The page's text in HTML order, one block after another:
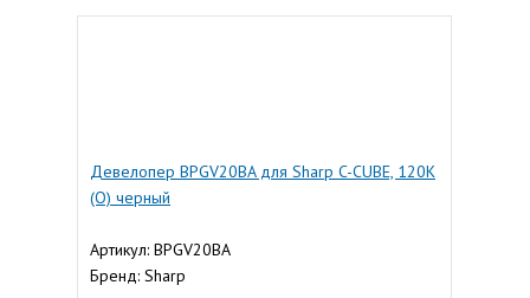
Девелопер BPGV20BA для Sharp C-CUBE, 120К
(О) черный
Артикул: BPGV20BA
Бренд: Sharp